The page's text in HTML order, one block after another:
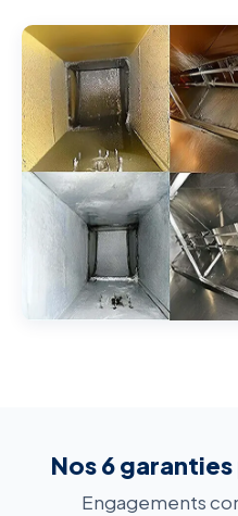
Nos 6
Engagements